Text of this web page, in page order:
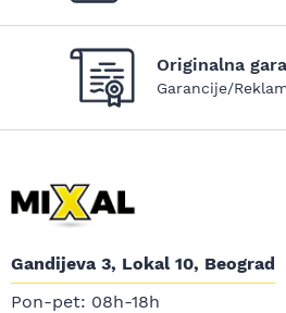
Originalna
Garancije/
Gandijeva 3, Lokal 10, Beograd
Pon-pet: 08h-18h